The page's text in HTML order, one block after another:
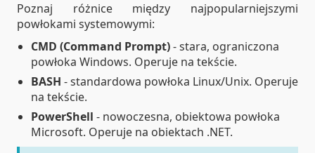
Poznaj różnice między najpopularniejszymi
powłokami systemowymi:
CMD (Command Prompt)- stara, ograniczona
powłoka Windows. Operuje na tekście.
BASH - standardowa powłoka Linux/Unix. Operuje
na tekście.
PowerShell - nowoczesna, obiektowa powłoka
Microsoft. Operuje na obiektach .NET.